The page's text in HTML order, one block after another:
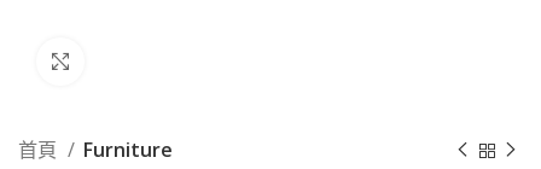
首頁 Furniture